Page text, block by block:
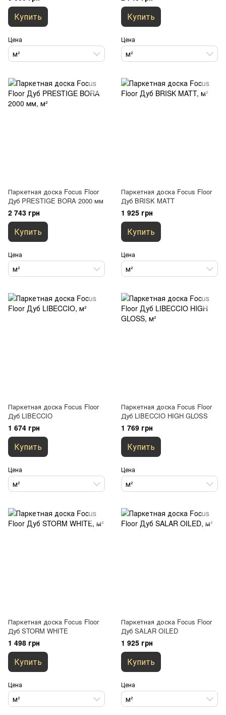
Купить
Цена
м²
Купить
Цена
м²
Паркетная доска Focus Floor
Дуб PRESTIGE BORA 2000 мм
2 743 грн
Купить
Цена
м²
Паркетная доска Focus Floor
Дуб BRISK MATT
1 925 грн
Купить
Цена
м²
Паркетная доска Focus Floor
Дуб LIBECCIO
1 674 грн
Купить
Цена
м²
Паркетная доска Focus Floor
Дуб LIBECCIO HIGH GLOSS
1 769 грн
Купить
Цена
м²
Паркетная доска Focus Floor
Дуб STORM WHITE
1 498 грн
Купить
Цена
м²
Паркетная доска Focus Floor
Дуб SALAR OILED
1 925 грн
Купить
Цена
м²